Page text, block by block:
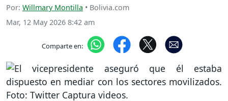
Por: Willmary Montilla • Bolivia.com
Mar, 12 May 2026 8:42 am
Comparte en: